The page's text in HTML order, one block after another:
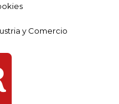
y Comercio